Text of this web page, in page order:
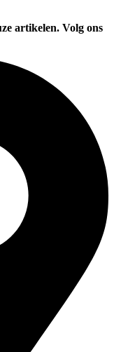
artikelen. Volg ons